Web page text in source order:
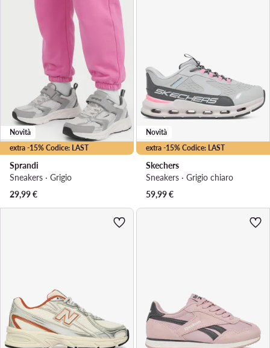
extra -15% Codice: LAST
Novità
Sprandi
Sneakers · Grigio
29,99€
extra -15% Codice: LAST
Novità
Skechers
Sneakers · Grigio chiaro
59,99€